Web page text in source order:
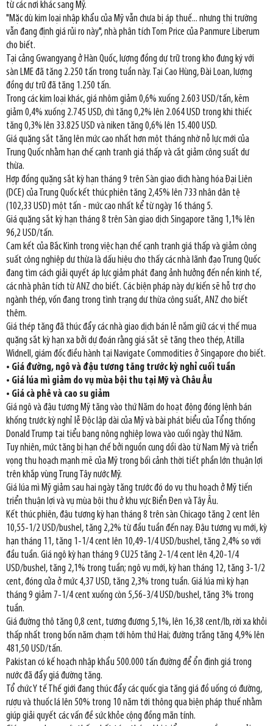
từ các nơi khác sang Mỹ.
"Mặc dù kim loại nhập khẩu của Mỹ vẫn chưa bị áp thuế... nhưng thị trường
vẫn đang định giá rủi ro này", nhà phân tích Tom Price của Panmure Liberum
cho biết.
Tại cảng Gwangyang ở Hàn Quốc, lượng đồng dự trữ trong kho đưng ký với
sàn LME đã tăng 2.250 tấn trong tuần này. Tại Cao Hùng, Đài Loan, lượng
đồng dự trữ đã tăng 1.250 tấn.
Trong các kim loại khác, giá nhôm giảm 0,6% xuống 2.603 USD/tấn, kẽm
giảm 0,4% xuống 2.745 USD, chì tăng 0,2% lên 2.064 USD trong khi thiếc
tăng 0,3% lên 33.825 USD và niken tăng 0,6% lên 15.400 USD.
Giá quặng sắt tăng lên mức cao nhất hơn một tháng nhờ nỗ lực mới của
Trung Quốc nhằm hạn chế cạnh tranh giá thấp và cắt giảm công suất dư
thừa.
Hợp đồng quặng sắt kỳ hạn tháng 9 trên Sàn giao dịch hàng hóa Đại Liên
(DCE) của Trung Quốc kết thúc phiên tăng 2,45% lên 733 nhân dân tệ
(102,33 USD) một tấn - mức cao nhất kể từ ngày 16 tháng 5.
Giá quặng sắt kỳ hạn tháng 8 trên Sàn giao dịch Singapore tăng 1,1% lên
96,2 USD/tấn.
Cam kết của Bắc Kinh trong việc hạn chế cạnh tranh giá thấp và giảm công
suất công nghiệp dư thừa là dấu hiệu cho thấy các nhà lãnh đạo Trung Quốc
đang tìm cách giải quyết áp lực giảm phát đang ảnh hưởng đến nền kinh tế,
các nhà phân tích từ ANZ cho biết. Các biện pháp này dự kiến sẽ hỗ trợ cho
ngành thép, vốn đang trong tình trạng dư thừa công suất, ANZ cho biết
thêm.
Giá thép tăng đã thúc đẩy các nhà giao dịch bán lẻ nắm giữ các vị thế mua
quặng sắt kỳ hạn xa bởi dự đoán rằng giá sắt sẽ tăng theo thép, Atilla
Widnell, giám đốc điều hành tại Navigate Commodities ở Singapore cho biết.
• Giá đường, ngô và đậu tương tăng trước kỳ nghỉ cuối tuần
• Giá lúa mì giảm do vụ mùa bội thu tại Mỹ và Châu Âu
• Giá cà phê và cao su giảm
Giá ngô và đậu tương Mỹ tăng vào thứ Năm do hoạt động đóng lệnh bán
khống trước kỳ nghỉ lễ Độc lập dài của Mỹ và bài phát biểu của Tổng thống
Donald Trump tại tiểu bang nông nghiệp Iowa vào cuối ngày thứ Năm.
Tuy nhiên, mức tăng bị hạn chế bởi nguồn cung dồi dào từ Nam Mỹ và triển
vọng thu hoạch mạnh mẽ của Mỹ trong bối cảnh thời tiết phần lớn thuận lợi
trên khắp vùng Trung Tây nước Mỹ.
Giá lúa mì Mỹ giảm sau hai ngày tăng trước đó do vụ thu hoạch ở Mỹ tiến
triển thuận lợi và vụ mùa bội thu ở khu vực Biển Đen và Tây Âu.
Kết thúc phiên, đậu tương kỳ hạn tháng 8 trên sàn Chicago tăng 2 cent lên
10,55-1/2 USD/bushel, tăng 2,2% từ đầu tuần đến nay. Đậu tương vụ mới, kỳ
hạn tháng 11, tăng 1-1/4 cent lên 10,49-1/4 USD/bushel, tăng 2,4% so với
đầu tuần. Giá ngô kỳ hạn tháng 9 CU25 tăng 2-1/4 cent lên 4,20-1/4
USD/bushel, tăng 2,1% trong tuần; ngô vụ mới, kỳ han tháng 12, tăng 3-1/2
cent, đóng cửa ở mức 4,37 USD, tăng 2,3% trong tuần. Giá lúa mì kỳ hạn
tháng 9 giảm 7-1/4 cent xuống còn 5,56-3/4 USD/bushel, tăng 3% trong
tuần.
Giá đường thô tăng 0,8 cent, tương đương 5,1%, lên 16,38 cent/lb, rời xa khỏi
thấp nhất trong bốn năm chạm tới hôm thứ Hai; đường trắng tăng 4,9% lên
481,50 USD/tấn.
Pakistan có kế hoạch nhập khẩu 500.000 tấn đường để ổn định giá trong
nước đã đẩy giá đường tăng.
Tổ chức Y tế Thế giới đang thúc đẩy các quốc gia tăng giá đồ uống có đường,
rượu và thuốc lá lên 50% trong 10 năm tới thông qua biện pháp thuế nhằm
giúp giải quyết các vấn đề sức khỏe cộng đồng mãn tính.